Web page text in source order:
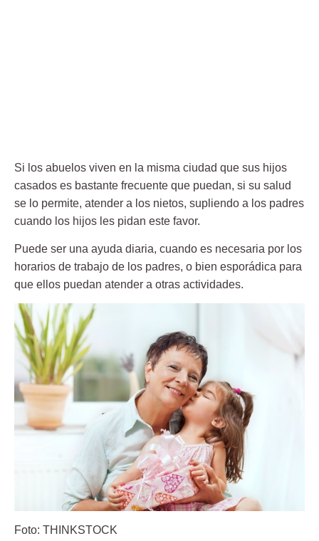
Si los abuelos viven en la misma ciudad que sus hijos
casados es bastante frecuente que puedan, si su salud
se lo permite, atender a los nietos, supliendo a los padres
cuando los hijos les pidan este favor.
Puede ser una ayuda diaria, cuando es necesaria por los
horarios de trabajo de los padres, o bien esporádica para
que ellos puedan atender a otras actividades.
Foto: THINKSTOCK